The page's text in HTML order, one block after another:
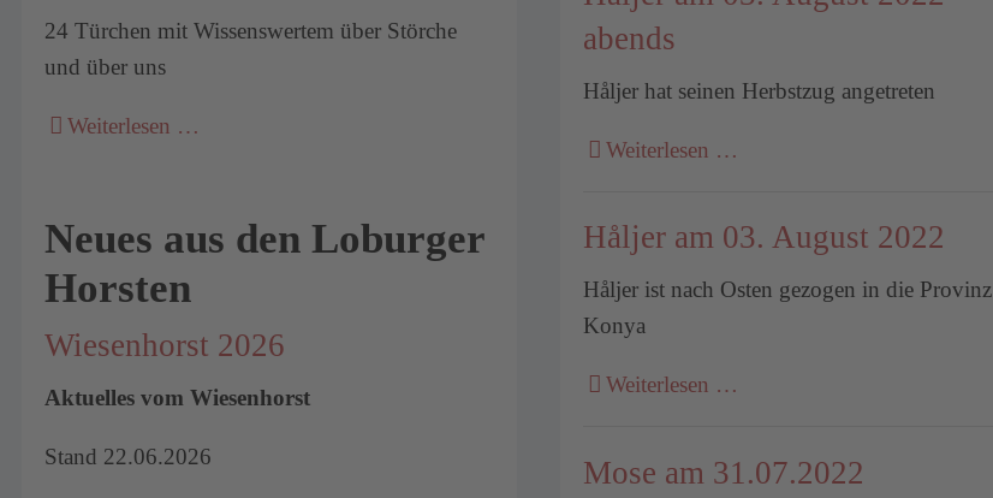
24 Türchen mit Wissenswertem über Störche
und über uns
Weiterlesen …
Neues aus den Loburger
Horsten
Wiesenhorst 2026
Aktuelles vom Wiesenhorst
Stand 22.06.2026
abends
Håljer hat seinen Herbstzug angetreten
Weiterlesen …
Håljer am 03. August 2022
Håljer ist nach Osten gezogen in die Provinz
Konya
Weiterlesen …
Mose am 31.07.2022